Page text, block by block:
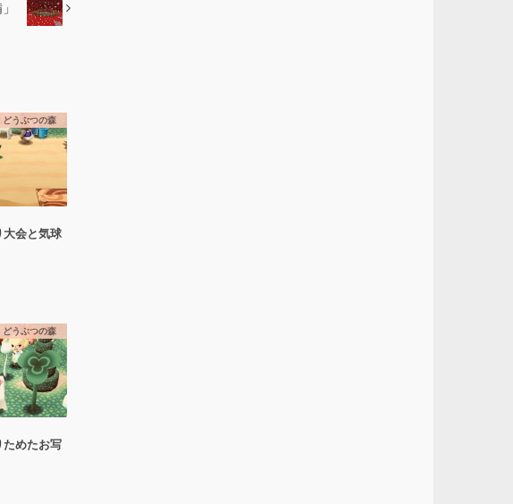
どうぶつの森
大会と気球
どうぶつの森
ためたお写